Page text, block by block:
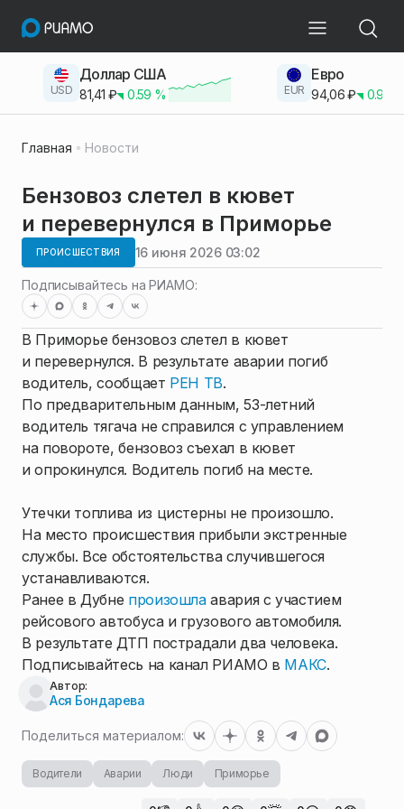
USD
Доллар США
81,41 ₽ 0.59 % EUR
Евро
94,06₽ 0.93
Главная Новости
Бензовоз слетел в кювет
и перевернулся в Приморье
ПРОИСШЕСТВИЯ 16 июня 2026 03:02
Подписывайтесь на РИАМО:
В Приморье бензовоз слетел в кювет
и перевернулся. В результате аварии погиб
водитель, сообщает РЕН ТВ.
По предварительным данным, 53-летний
водитель тягача не справился с управлением
на повороте, бензовоз съехал в кювет
и опрокинулся. Водитель погиб на месте.
Утечки топлива из цистерны не произошло.
На место происшествия прибыли экстренные
службы. Все обстоятельства случившегося
устанавливаются.
Ранее в Дубне произошлаавария с участием
рейсового автобуса и грузового автомобиля.
В результате ДТП пострадали два человека.
Подписывайтесь на канал РИАМО в МАКС.
Автор:
Ася Бондарева
Поделиться материалом:
Водители Аварии Люди Приморье